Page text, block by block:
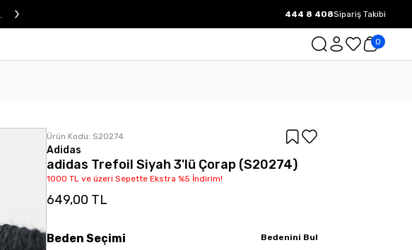
1000 TL ve üzeri Ücretsiz Kargo.
444 8 408Sipariş Takibi
0
Ürün Kodu: S20274
Adidas
adidas Trefoil Siyah 3'lü Çorap (S20274)
1000 TL ve üzeri Sepette Ekstra %5 İndirim!
649,00 TL
Beden Seçimi Bedenini Bul